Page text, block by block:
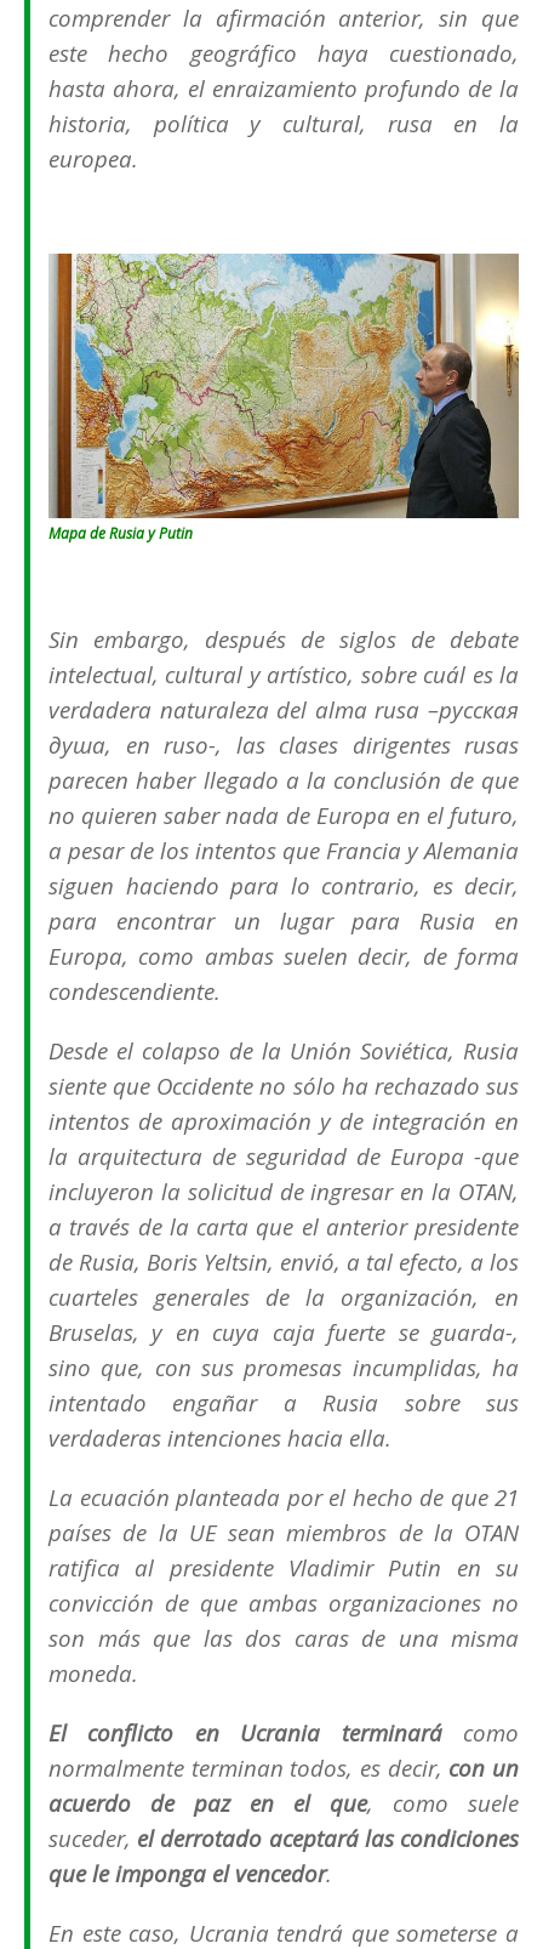
comprender la afirmación anterior, sin que
este hecho geográfico haya cuestionado,
hasta ahora, el enraizamiento profundo de la
historia, política y cultural, rusa en la
europea.
Mapa de Rusia y Putin
Sin embargo, después de siglos de debate
intelectual, cultural y artístico, sobre cuál es la
verdadera naturaleza del alma rusa –русская
душа, en ruso-, las clases dirigentes rusas
parecen haber llegado a la conclusión de que
no quieren saber nada de Europa en el futuro,
a pesar de los intentos que Francia y Alemania
siguen haciendo para lo contrario, es decir,
para encontrar un lugar para Rusia en
Europa, como ambas suelen decir, de forma
condescendiente.
Desde el colapso de la Unión Soviética, Rusia
siente que Occidente no sólo ha rechazado sus
intentos de aproximación y de integración en
la arquitectura de seguridad de Europa -que
incluyeron la solicitud de ingresar en la OTAN,
a través de la carta que el anterior presidente
de Rusia, Boris Yeltsin, envió, a tal efecto, a los
cuarteles generales de la organización, en
Bruselas, y en cuya caja fuerte se guarda-,
sino que, con sus promesas incumplidas, ha
intentado engañar a Rusia sobre sus
verdaderas intenciones hacia ella.
La ecuación planteada por el hecho de que 21
países de la UE sean miembros de la OTAN
ratifica al presidente Vladimir Putin en su
convicción de que ambas organizaciones no
son más que las dos caras de una misma
moneda.
El conflicto en Ucrania terminarácomo
normalmente terminan todos, es decir, con un
acuerdo de paz en el que, como suele
suceder, el derrotado aceptará las condiciones
que le imponga el vencedor.
En este caso, Ucrania tendrá que someterse a